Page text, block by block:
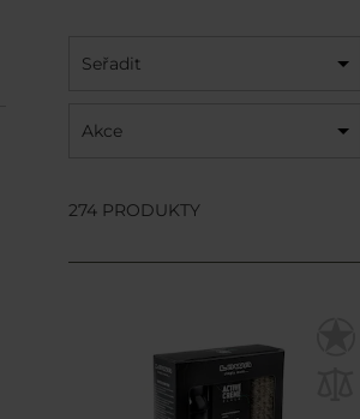
Seřadit
Akce
274 PRODUKTY